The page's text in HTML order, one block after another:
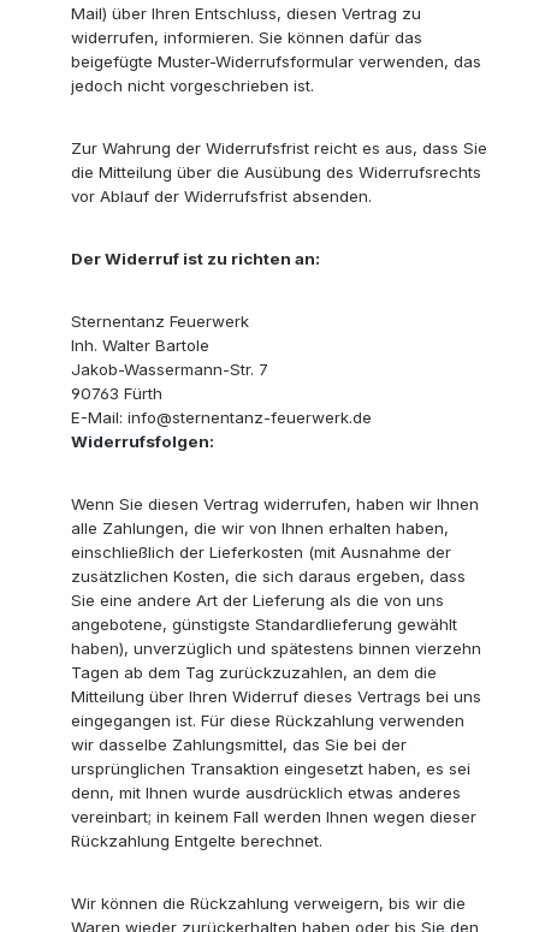
Mail) über Ihren Entschluss, diesen Vertrag zu
widerrufen, informieren. Sie können dafür das
beigefügte Muster-Widerrufsformular verwenden, das
jedoch nicht vorgeschrieben ist.
Zur Wahrung der Widerrufsfrist reicht es aus, dass Sie
die Mitteilung über die Ausübung des Widerrufsrechts
vor Ablauf der Widerrufsfrist absenden.
Der Widerruf ist zu richten an:
Sternentanz Feuerwerk
Inh. Walter Bartole
Jakob-Wassermann-Str. 7
90763 Fürth
E-Mail: info@sternentanz-feuerwerk.de
Widerrufsfolgen:
Wenn Sie diesen Vertrag widerrufen, haben wir Ihnen
alle Zahlungen, die wir von Ihnen erhalten haben,
einschließlich der Lieferkosten (mit Ausnahme der
zusätzlichen Kosten, die sich daraus ergeben, dass
Sie eine andere Art der Lieferung als die von uns
angebotene, günstigste Standardlieferung gewählt
haben), unverzüglich und spätestens binnen vierzehn
Tagen ab dem Tag zurückzuzahlen, an dem die
Mitteilung über Ihren Widerruf dieses Vertrags bei uns
eingegangen ist. Für diese Rückzahlung verwenden
wir dasselbe Zahlungsmittel, das Sie bei der
ursprünglichen Transaktion eingesetzt haben, es sei
denn, mit Ihnen wurde ausdrücklich etwas anderes
vereinbart; in keinem Fall werden Ihnen wegen dieser
Rückzahlung Entgelte berechnet.
Wir können die Rückzahlung verweigern, bis wir die
Waren wieder zurückerhalten haben oder bis Sie den